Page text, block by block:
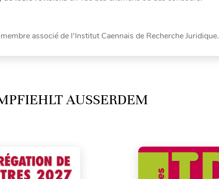
associé de l’Institut Caennais de Recherche Juridique.
AUSSERDEM